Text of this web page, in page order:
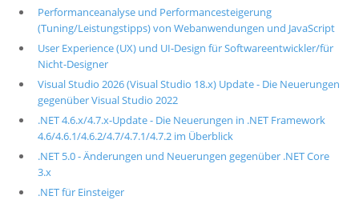
Performanceanalyse und Performancesteigerung
(Tuning/Leistungstipps) von Webanwendungen und JavaScript
User Experience (UX) und UI-Design für Softwareentwickler/für
Nicht-Designer
Visual Studio 2026 (Visual Studio 18.x) Update - Die Neuerungen
gegenüber Visual Studio 2022
.NET 4.6.x/4.7.x-Update - Die Neuerungen in .NET Framework
4.6/4.6.1/4.6.2/4.7/4.7.1/4.7.2 im Überblick
.NET 5.0 - Änderungen und Neuerungen gegenüber .NET Core
3.x
.NET für Einsteiger